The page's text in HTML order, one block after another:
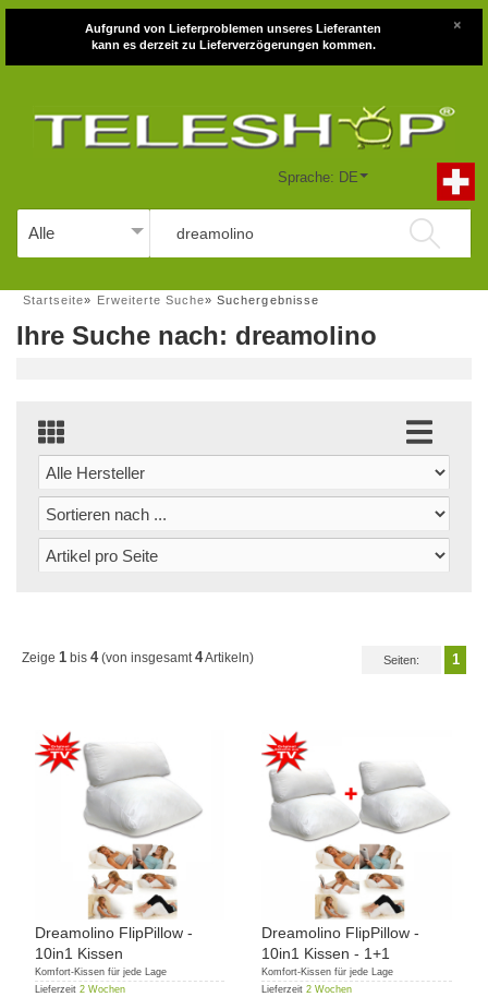
Aufgrund von Lieferproblemen unseres Lieferanten
kann es derzeit zu Lieferverzögerungen kommen.
×
Sprache: DE
Startseite» Erweiterte Suche»Suchergebnisse
Ihre Suche nach: dreamolino
Zeige 1 bis 4(von insgesamt4Artikeln) Seiten: 1
Dreamolino FlipPillow -
10in1 Kissen
Komfort-Kissen für jede Lage
Lieferzeit 2 Wochen
Dreamolino FlipPillow -
10in1 Kissen - 1+1
Komfort-Kissen für jede Lage
Lieferzeit 2 Wochen